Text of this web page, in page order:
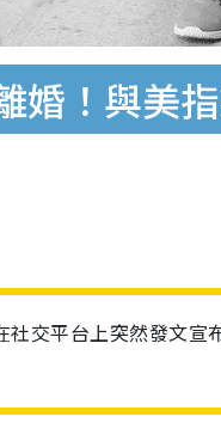
婚！與美
社交平台上突然發文